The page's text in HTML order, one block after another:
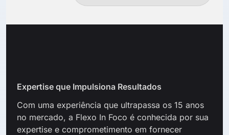
Expertise que Impulsiona Resultados
Com uma experiência que ultrapassa os 15 anos
no mercado, a Flexo In Foco é conhecida por sua
expertise e comprometimento em fornecer